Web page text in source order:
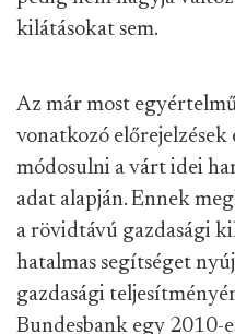
kilátásokat sem.
Az már most
vonatkozó
módosulni a várt idei
adat alapján. Ennek
a rövidtávú gazdasági
hatalmas segítséget
gazdasági
Bundesbank egy 2010-